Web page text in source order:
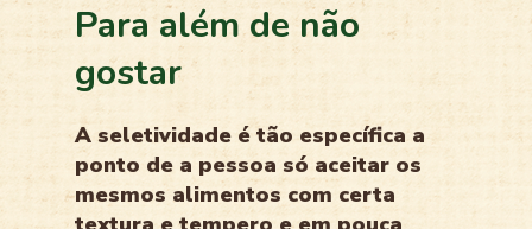
Para além de não
gostar
A seletividade é tão específica a
ponto de a pessoa só aceitar os
mesmos alimentos com certa